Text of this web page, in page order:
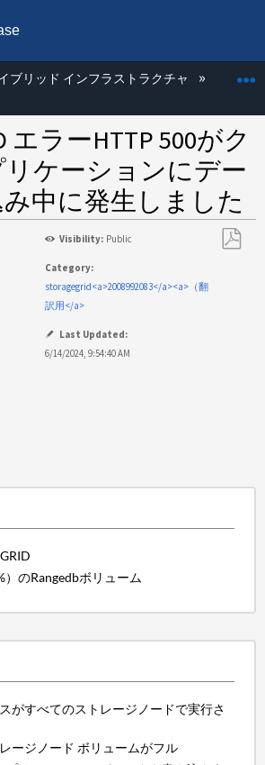
層を展開/折りたたむ
ブリッド インフラストラクチャ
エラーHTTP 500がク
ケーションにデー
中に発生しました
Visibility: Public
Category:
storagegrid<a>2008992083</a><a>（翻
訳用</a>
Last Updated:
6/14/2024, 9:54:40 AM
）のRangedbボリューム
がすべてのストレージノードで実行さ
ージノード ボリュームがフル